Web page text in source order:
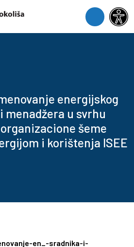
Menu
energijskog
menadžera u svrhu
šeme
i korištenja ISEE
en_-sradnika-i-